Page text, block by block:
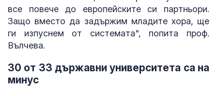
все повече до европейските си партньори.
Защо вместо да задържим младите хора, ще
ги изпуснем от системата", попита проф.
Вълчева.
30 от 33 държавни университета са на
минус